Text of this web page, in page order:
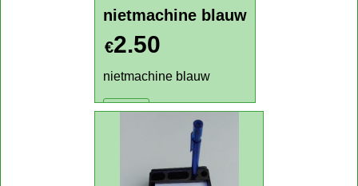
nietmachine blauw
nietmachine blauw
€2.50
nietmachine blauw